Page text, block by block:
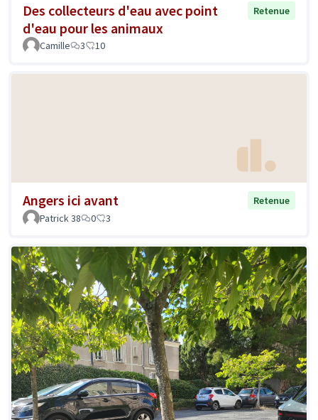
Des collecteurs d'eau avec point
d'eau pour les animaux
Retenue
Camille 3 10
Angers ici avant
Retenue
Patrick 38
0 3